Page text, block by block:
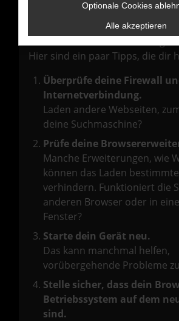
Fehler:
Hier sind ein paar Tipps, die dir
Überprüfe deine Firewall
Internetverbindung.
Laden andere Webseiten,
deine Suchmaschine?
Prüfe deine
Manche Erweiterungen, wie
können das Laden
verhindern. Funktioniert die
anderen Browser oder in
Fenster?
Starte dein Gerät neu.
Das kann manchmal helfen,
vorübergehende Probleme
Stelle sicher, dass dein
Betriebssystem auf dem
sind.
Optionale Cookies
Alle akzeptieren